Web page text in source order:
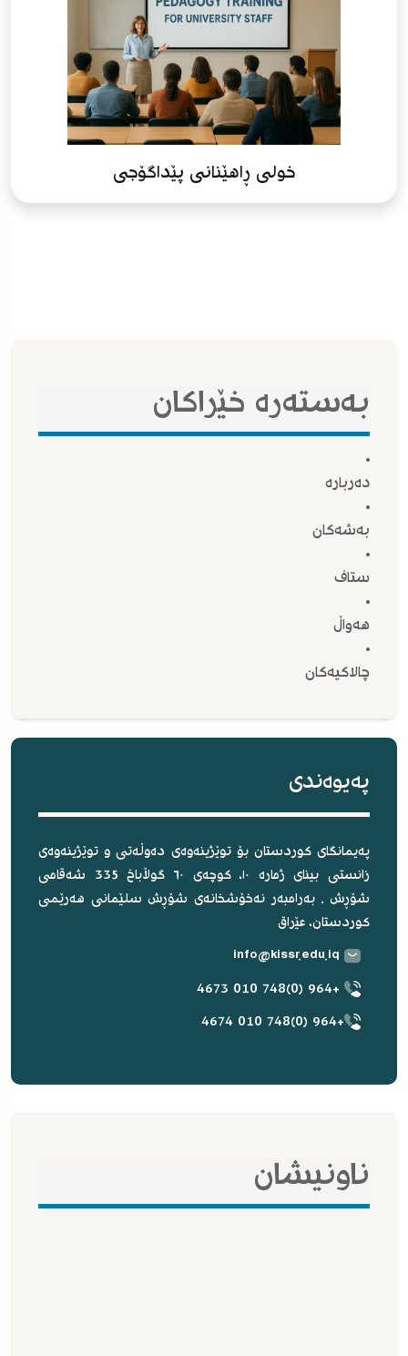
خولی ڕاهێنانی پێداگۆجی
بەستەرە خێراکان
دەربارە
بەشەکان
ستاف
هەواڵ
چالاکیەکان
پەیوەندی
پەیمانگای کوردستان بۆ توێژینەوەی دەوڵەتی و توێژینەوەی
زانستی بینای ژمارە ١٠، کوچەی ٦٠ گوڵاباخ 335 شەقامی
شۆڕش , بەرامبەر نەخۆشخانەی شۆڕش سلێمانی هەرێمی
کوردستان، عێراق
info@kissr.edu.iq
+964 (0)748 010 4673
+964 (0)748 010 4674
ناونیشان